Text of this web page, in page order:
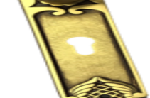
Mua hàng